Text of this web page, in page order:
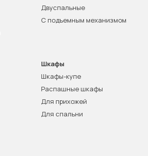
Двуспальные
С подъемным механизмом
Шкафы
Шкафы-купе
Распашные шкафы
Для прихожей
Для спальни